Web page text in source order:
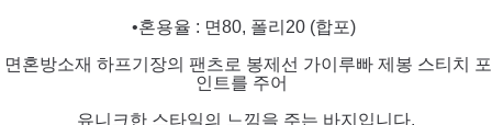
•혼용율 : 면80, 폴리20 (합포)
면혼방소재 하프기장의 팬츠로 봉제선 가이루빠 제봉 스티치 포
인트를 주어
유니크한 스타일의 느낌을 주는 바지입니다.